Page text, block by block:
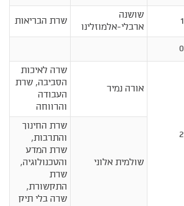
1
שושנה
ארבלי-אלמוזלינו
שרת הבריאות
0
2
אורה נמיר
שרה לאיכות
הסביבה, שרת
העבודה
והרווחה
שולמית אלוני
שרת החינוך
והתרבות,
שרת המדע
והטכנולוגיה,
שרת
התקשורת,
שרה בלי תיק